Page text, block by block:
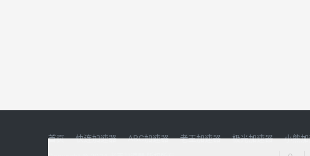
首页 快连加速器 ABC加速器 老王加速器 极光加速器 小熊